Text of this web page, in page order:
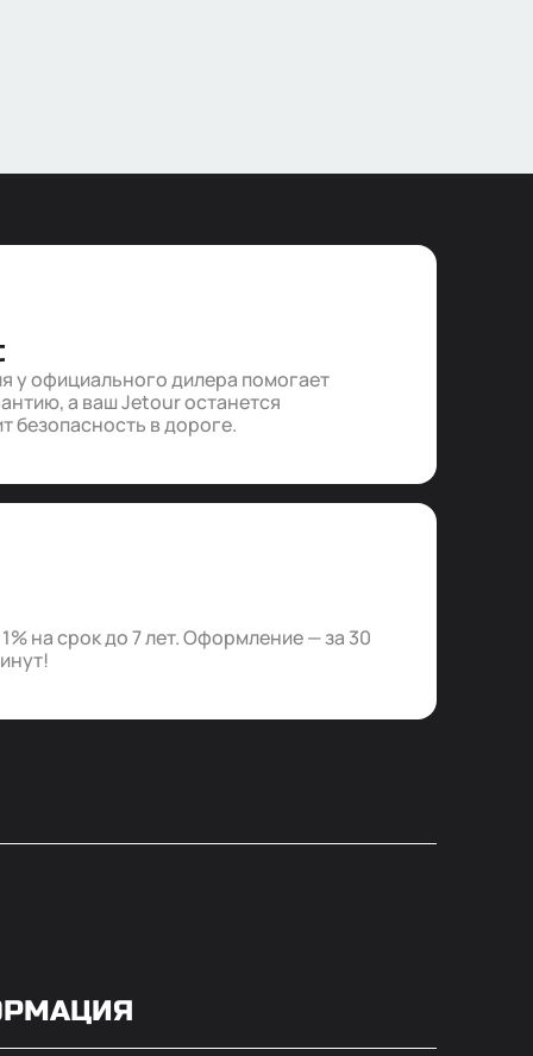
у официального дилера помогает
а ваш Jetour останется
безопасность в дороге.
на срок до 7 лет. Оформление — за 30